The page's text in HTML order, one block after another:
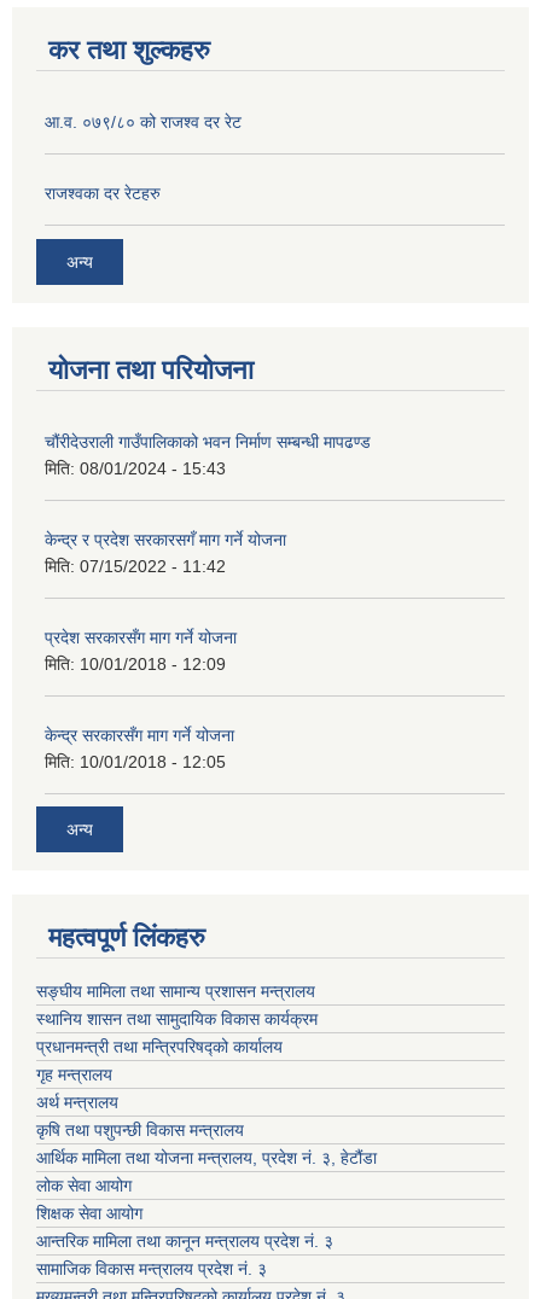
कर तथा शुल्कहरु
आ.व. ०७९/८० को राजश्व दर रेट
राजश्‍वका दर रेटहरु
अन्य
योजना तथा परियोजना
चौंरीदेउराली गाउँपालिकाको भवन निर्माण सम्बन्धी मापढण्ड
मिति: 08/01/2024 - 15:43
केन्द्र र प्रदेश सरकारसगँ माग गर्ने योजना
मिति: 07/15/2022 - 11:42
प्रदेश सरकारसँग माग गर्ने योजना
मिति: 10/01/2018 - 12:09
केन्द्र सरकारसँग माग गर्ने योजना
मिति: 10/01/2018 - 12:05
अन्य
महत्वपूर्ण लिंकहरु
सङ्घीय मामिला तथा सामान्य प्रशासन मन्‍त्रालय
स्थानिय शासन तथा सामुदायिक विकास कार्यक्रम
प्रधानमन्‍त्री तथा मन्‍त्रिपरिषद्को कार्यालय
गृह मन्‍त्रालय
अर्थ मन्त्रालय
कृषि तथा पशुपन्छी विकास मन्त्रालय
आर्थिक मामिला तथा योजना मन्त्रालय, प्रदेश नं. ३, हेटौंडा
लोक सेवा आयोग
शिक्षक सेवा आयोग
आन्तरिक मामिला तथा कानून मन्त्रालय प्रदेश नं. ३
सामाजिक विकास मन्त्रालय प्रदेश नं. ३